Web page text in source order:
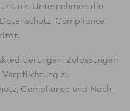
als Unternehmen die
Compliance
Zu­lassungen
Ver­pflichtung zu
Compliance und Nach­